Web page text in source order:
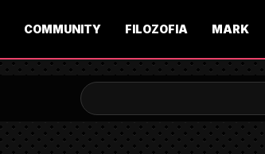
COMMUNITY FILOZOFIA MARK